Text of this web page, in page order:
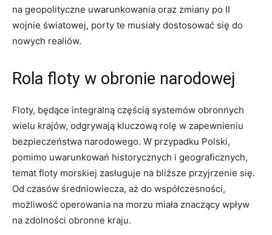
na⁢ geopolityczne ‌uwarunkowania oraz zmiany ⁢po⁤ II
wojnie ⁤światowej, porty te musiały dostosować się‍ do
nowych realiów.
Rola floty ⁤w obronie narodowej
Floty, ‌będące integralną częścią​ systemów obronnych
wielu krajów, ⁢odgrywają⁤ kluczową rolę‍ w zapewnieniu‍
bezpieczeństwa narodowego. W przypadku Polski,
pomimo uwarunkowań‍ historycznych i geograficznych,
temat floty morskiej zasługuje na bliższe przyjrzenie się.
Od ‍czasów średniowiecza, aż‍ do ‌współczesności,
możliwość operowania na morzu miała znaczący wpływ
na zdolności obronne ​kraju.